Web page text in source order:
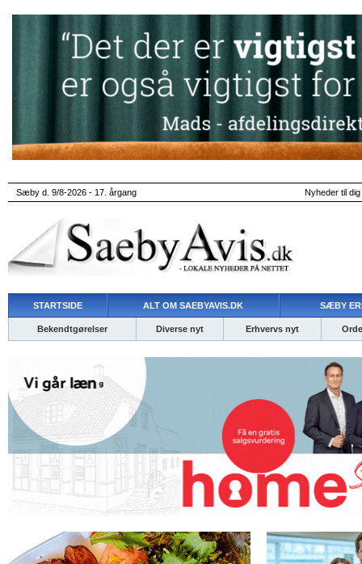
Sæby d. 9/8-2026 - 17. årgang Nyheder til
STARTSIDE ALT OM SAEBYAVIS.DK SÆBY
Bekendtgørelser Diverse nyt Erhvervs nyt